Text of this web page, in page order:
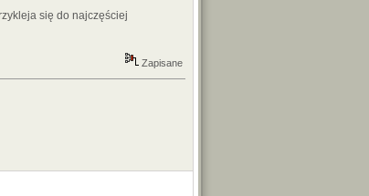
się do najczęściej
Zapisane